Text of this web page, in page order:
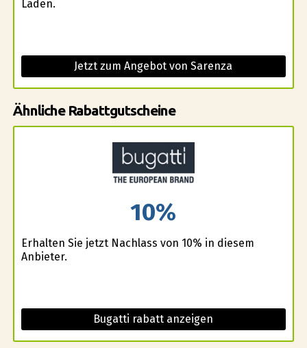
Laden.
Jetzt zum Angebot von Sarenza
Ähnliche Rabattgutscheine
10%
Erhalten Sie jetzt Nachlass von 10% in diesem
Anbieter.
Bugatti rabatt anzeigen